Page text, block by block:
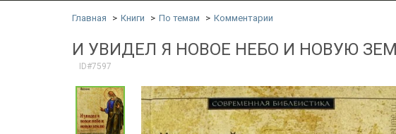
Главная Книги По темам Комментарии
И УВИДЕЛ Я НОВОЕ НЕБО И НОВУЮ
ID#7597